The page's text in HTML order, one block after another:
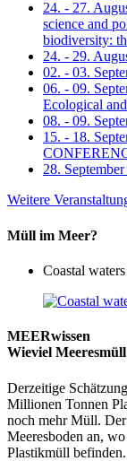
24. - 27.
science and
biodiversity:
24. - 29.
02. - 03.
06. - 09.
Ecological
08. - 09.
15. - 18.
28.
Weitere
Müll im Meer?
Coastal
MEERwissen
Wieviel
Derzeitige
Millionen Tonnen
noch mehr Müll.
Meeresboden an,
Plastikmüll befinden.